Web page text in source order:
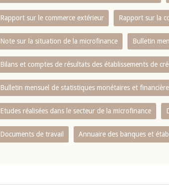
Rapport sur le commerce extérieur Rapport sur la
Note sur la situation de la microfinance Bulletin
Bilans et comptes de résultats des établissements de
Bulletin mensuel de statistiques monétaires et
Etudes réalisées dans le secteur de la microfinance
Documents de travail Annuaire des banques et